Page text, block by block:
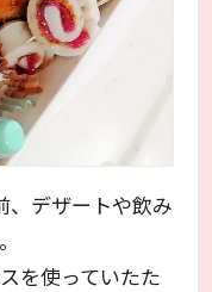
、デザートや飲み
を使っていたた